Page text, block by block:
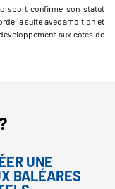
confirme son statut
la suite avec ambition et
aux côtés de
UNE
BALÉARES